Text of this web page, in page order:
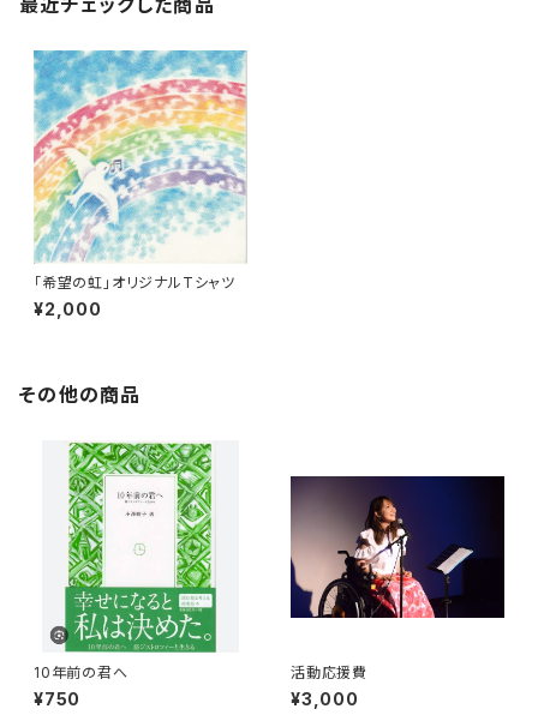
最近チェックした商品
「希望の虹」オリジナルTシャツ
¥2,000
その他の商品
10年前の君へ
¥750
活動応援費
¥3,000